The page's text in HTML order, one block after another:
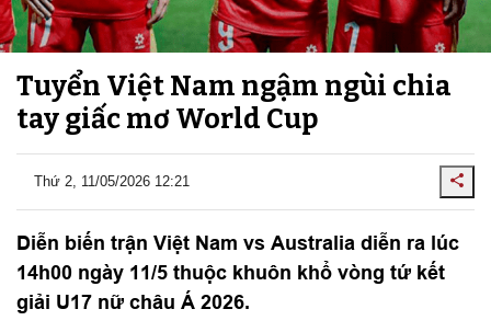
Tuyển Việt Nam ngậm ngùi chia
tay giấc mơ World Cup
Thứ 2, 11/05/2026 12:21
Diễn biến trận Việt Nam vs Australia diễn ra lúc
14h00 ngày 11/5 thuộc khuôn khổ vòng tứ kết
giải U17 nữ châu Á 2026.